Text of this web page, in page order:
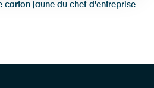
carton jaune du chef d'entreprise